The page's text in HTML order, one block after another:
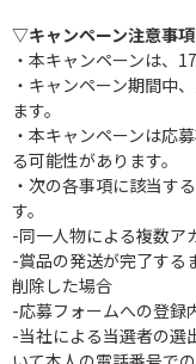
▽キャンペーン注意事項
・本キャンペーンは、
・キャンペーン期間中
ます。
・本キャンペーンは応
る可能性があります。
・次の各事項に該当す
す。
-同一人物による複数ア
-賞品の発送が完了する
削除した場合
-応募フォームへの登録
-当社による当選者の選